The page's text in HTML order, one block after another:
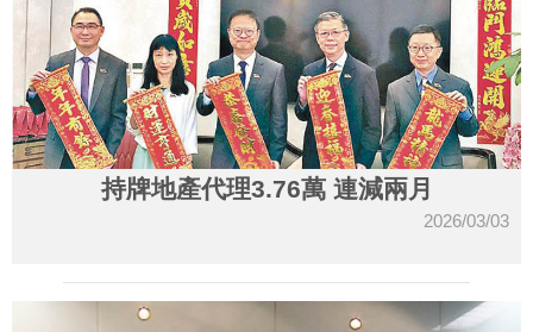
持牌地產代理3.76萬 連減兩月
2026/03/03